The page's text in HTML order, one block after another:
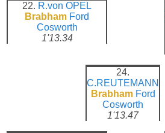
22. R.von OPEL
Brabham Ford
Cosworth
1'13.34
24.
C.REUTEMANN
Brabham Ford
Cosworth
1'13.47